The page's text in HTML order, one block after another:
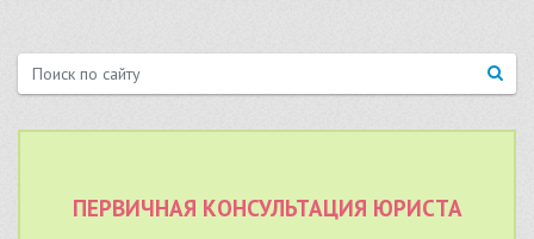
ПЕРВИЧНАЯ КОНСУЛЬТАЦИЯ ЮРИСТА